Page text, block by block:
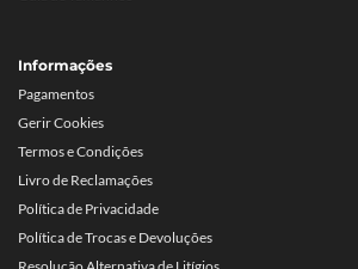
Informações
Pagamentos
Gerir Cookies
Termos e Condições
Livro de Reclamações
Política de Privacidade
Política de Trocas e Devoluções